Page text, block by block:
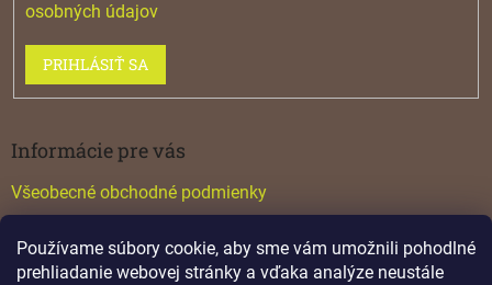
Používame súbory cookie, aby sme vám umožnili pohodlné
prehliadanie webovej stránky a vďaka analýze neustále
osobných údajov
PRIHLÁSIŤ SA
Informácie pre vás
Všeobecné obchodné podmienky
Katalógy